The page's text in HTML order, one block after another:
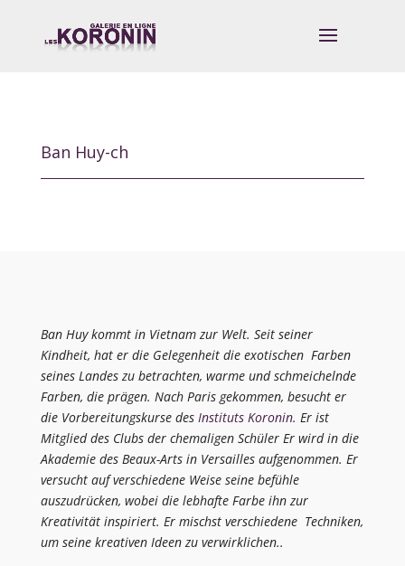
Ban Huy-ch
Ban Huy kommt in Vietnam zur Welt. Seit seiner
Kindheit, hat er die Gelegenheit die exotischen Farben
seines Landes zu betrachten, warme und schmeichelnde
Farben, die prägen. Nach Paris gekommen, besucht er
die Vorbereitungskurse des Instituts Koronin. Er ist
Mitglied des Clubs der chemaligen Schüler Er wird in die
Akademie des Beaux-Arts in Versailles aufgenommen. Er
versucht auf verschiedene Weise seine befühle
auszudrücken, wobei die lebhafte Farbe ihn zur
Kreativität inspiriert. Er mischst verschiedene Techniken,
um seine kreativen Ideen zu verwirklichen..